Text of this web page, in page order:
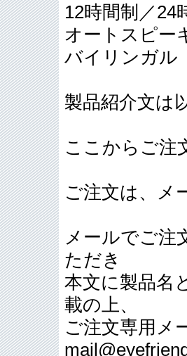
12時間制／24
オートスピー
バイリンガル
製品紹介文は
ここからご注
ご注文は、メ
メールでご注
ただき
本文に製品名
載の上、
ご注文専用